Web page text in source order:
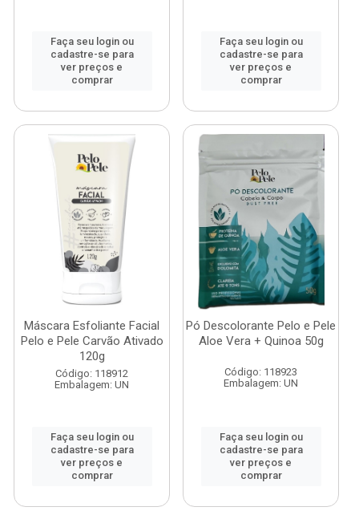
Faça seu login ou
cadastre-se para
ver preços e
comprar
Faça seu login ou
cadastre-se para
ver preços e
comprar
Máscara Esfoliante Facial
Pelo e Pele Carvão Ativado
120g
Código: 118912
Embalagem: UN
Faça seu login ou
cadastre-se para
ver preços e
comprar
Pó Descolorante Pelo e Pele
Aloe Vera + Quinoa 50g
Código: 118923
Embalagem: UN
Faça seu login ou
cadastre-se para
ver preços e
comprar